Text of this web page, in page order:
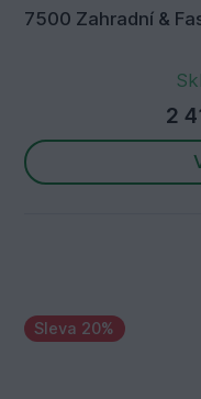
7500 Zahradní &
2
Sleva 20%